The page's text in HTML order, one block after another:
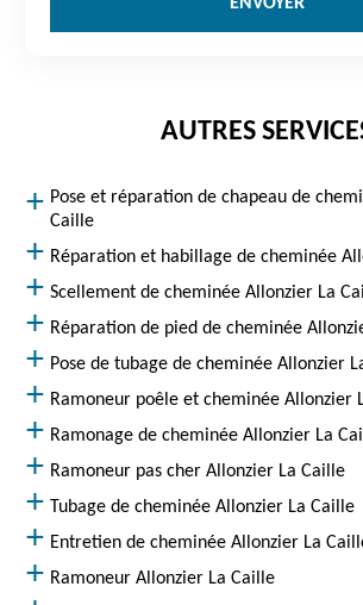
AUTRES
Pose et réparation de chapeau de
Caille
Réparation et habillage de cheminée
Scellement de cheminée Allonzier La
Réparation de pied de cheminée
Pose de tubage de cheminée Allonzier
Ramoneur poêle et cheminée Allonzier
Ramonage de cheminée Allonzier La
Ramoneur pas cher Allonzier La Caille
Tubage de cheminée Allonzier La Caille
Entretien de cheminée Allonzier La
Ramoneur Allonzier La Caille